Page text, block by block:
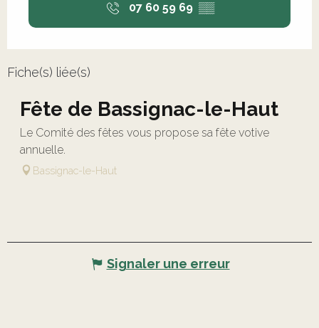
07 60 59 69 ▒▒
Fiche(s) liée(s)
Fête de Bassignac-le-Haut
Le Comité des fêtes vous propose sa fête votive
annuelle.
Bassignac-le-Haut
Signaler une erreur